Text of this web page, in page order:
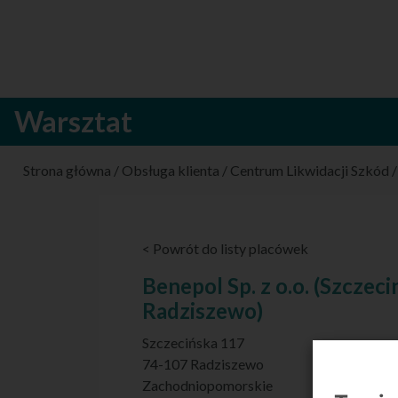
Warsztat
Strona główna / Obsługa klienta / Centrum Likwidacji Szkód /
< Powrót do listy placówek
Benepol Sp. z o.o.
Radziszewo)
Szczecińska 117
74-107 Radziszewo
Zachodniopomorskie